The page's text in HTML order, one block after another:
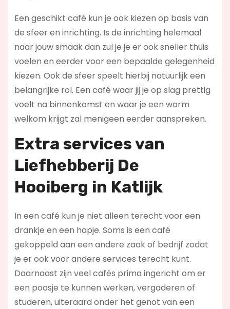
Een geschikt café kun je ook kiezen op basis van
de sfeer en inrichting. Is de inrichting helemaal
naar jouw smaak dan zul je je er ook sneller thuis
voelen en eerder voor een bepaalde gelegenheid
kiezen. Ook de sfeer speelt hierbij natuurlijk een
belangrijke rol. Een café waar jij je op slag prettig
voelt na binnenkomst en waar je een warm
welkom krijgt zal menigeen eerder aanspreken.
Extra services van
Liefhebberij De
Hooiberg in Katlijk
In een café kun je niet alleen terecht voor een
drankje en een hapje. Soms is een café
gekoppeld aan een andere zaak of bedrijf zodat
je er ook voor andere services terecht kunt.
Daarnaast zijn veel cafés prima ingericht om er
een poosje te kunnen werken, vergaderen of
studeren, uiteraard onder het genot van een